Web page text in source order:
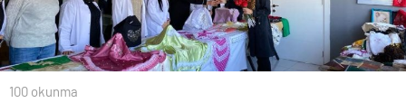
100 okunma